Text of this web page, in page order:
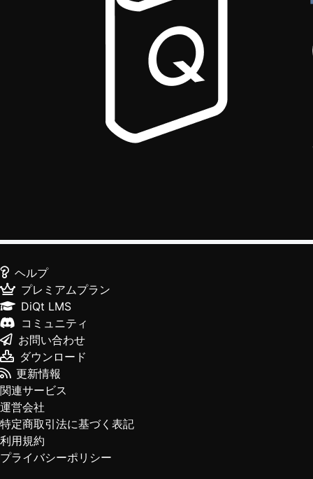
ヘルプ
プレミアムプラン
DiQt LMS
コミュニティ
お問い合わせ
ダウンロード
更新情報
関連サービス
運営会社
特定商取引法に基づく表記
利用規約
プライバシーポリシー